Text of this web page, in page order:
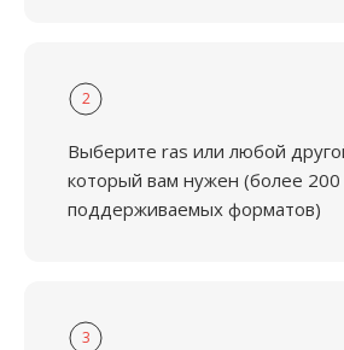
2
Выберите ras или любой
который вам нужен (более 200
поддерживаемых форматов)
3